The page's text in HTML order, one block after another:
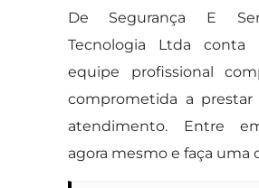
De Segurança E
Tecnologia Ltda conta
equipe profissional
comprometida a
atendimento. Entre
agora mesmo e faça uma